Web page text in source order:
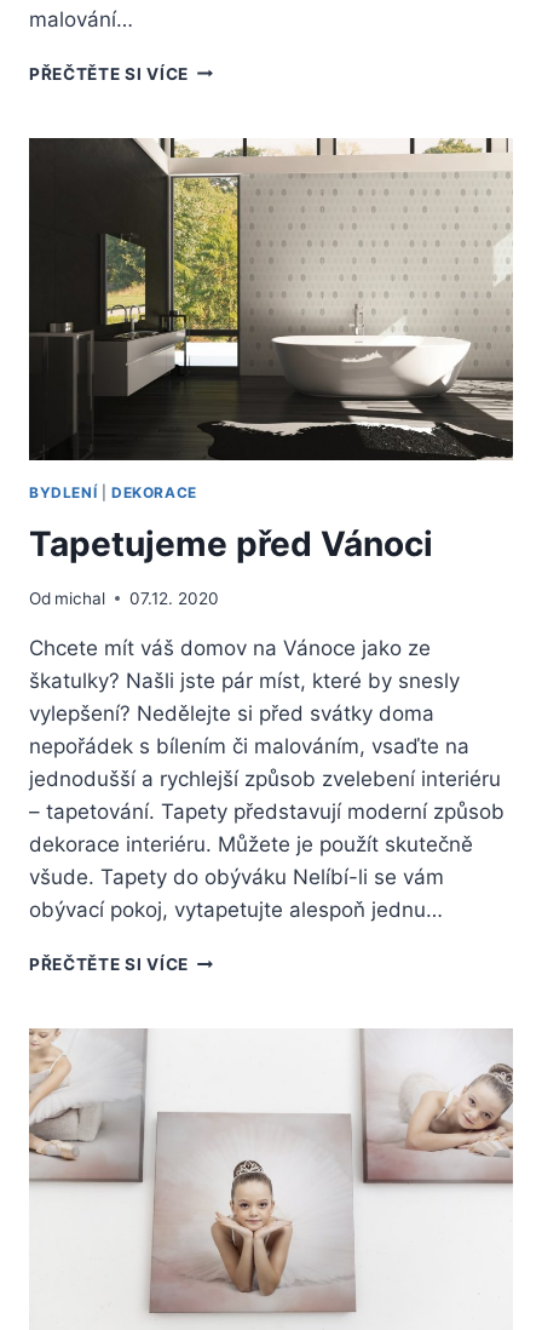
malování…
PŘEČTĚTE SI VÍCEZNÁTE
ČÍSEL?
VYZKOUŠEJTE
SI
UMĚLECKOU
ZÁBAVU
BYDLENÍ DEKORACE
Tapetujeme před Vánoci
Od michal 07.12. 2020
Chcete mít váš domov na Vánoce jako ze
škatulky? Našli jste pár míst, které by snesly
vylepšení? Nedělejte si před svátky doma
nepořádek s bílením či malováním, vsaďte na
jednodušší a rychlejší způsob zvelebení interiéru
– tapetování. Tapety představují moderní způsob
dekorace interiéru. Můžete je použít skutečně
všude. Tapety do obýváku Nelíbí-li se vám
obývací pokoj, vytapetujte alespoň jednu…
PŘEČTĚTE SI VÍCETAPETUJEME